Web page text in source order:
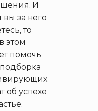
И
вы за него
то
этом
помочь
об успехе